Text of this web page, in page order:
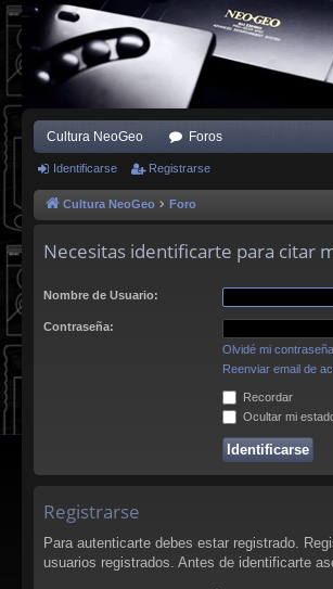
Cultura NeoGeo Foros
Identificarse Registrarse
Cultura NeoGeo Foro
Necesitas identificarte para citar
Nombre de Usuario:
Contraseña:
Olvidé mi contraseña
Reenviar email de
Recordar
Ocultar mi
Registrarse
Para autenticarte debes estar registrado.
usuarios registrados. Antes de identificarte